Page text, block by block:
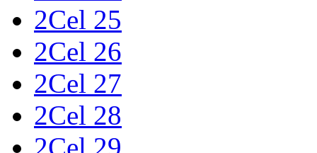
2Cel 25
2Cel 26
2Cel 27
2Cel 28
2Cel 29